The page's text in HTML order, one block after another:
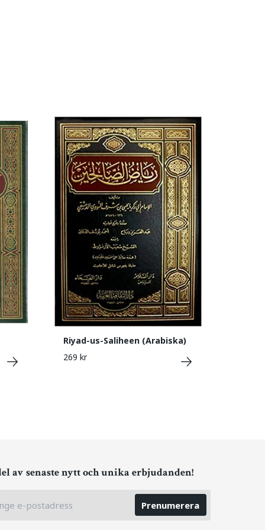
Riyad-us-Saliheen (Arabiska)
269 kr
av senaste nytt och unika erbjudanden!
Prenumerera